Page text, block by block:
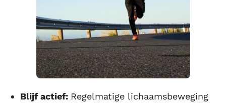
Blijf actief: Regelmatige lichaamsbeweging